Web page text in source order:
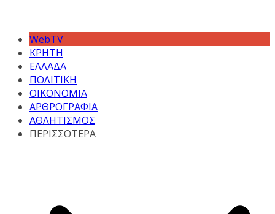
WebTV
ΚΡΗΤΗ
ΕΛΛΑΔΑ
ΠΟΛΙΤΙΚΗ
ΟΙΚΟΝΟΜΙΑ
ΑΡΘΡΟΓΡΑΦΙΑ
ΑΘΛΗΤΙΣΜΟΣ
ΠΕΡΙΣΣΟΤΕΡΑ